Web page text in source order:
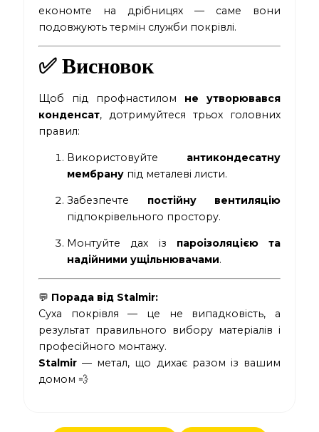
економте на дрібницях — саме вони
подовжують термін служби покрівлі.
✅ Висновок
Щоб під профнастилом не утворювався
конденсат, дотримуйтеся трьох головних
правил:
Використовуйте антикондесатну
мембрану під металеві листи.
Забезпечте постійну вентиляцію
підпокрівельного простору.
Монтуйте дах із пароізоляцією та
надійними ущільнювачами.
💬 Порада від Stalmir:
Суха покрівля — це не випадковість, а
результат правильного вибору матеріалів і
професійного монтажу.
Stalmir — метал, що дихає разом із вашим
домом 💨